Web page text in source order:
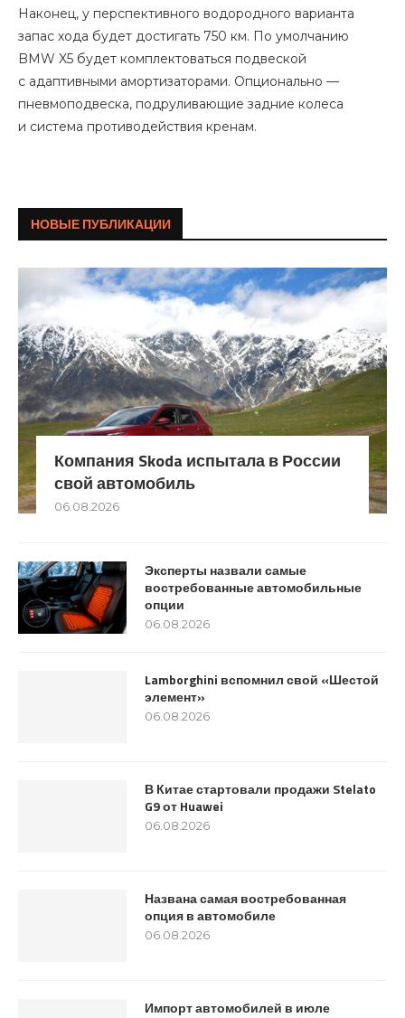
Наконец, у перспективного водородного варианта
запас хода будет достигать 750 км. По умолчанию
BMW X5 будет комплектоваться подвеской
с адаптивными амортизаторами. Опционально —
пневмоподвеска, подруливающие задние колеса
и система противодействия кренам.
НОВЫЕ ПУБЛИКАЦИИ
Компания Skoda испытала в России
свой автомобиль
06.08.2026
Эксперты назвали самые
востребованные автомобильные
опции
06.08.2026
Lamborghini вспомнил свой «Шестой
элемент»
06.08.2026
В Китае стартовали продажи Stelato
G9 от Huawei
06.08.2026
Названа самая востребованная
опция в автомобиле
06.08.2026
Импорт автомобилей в июле